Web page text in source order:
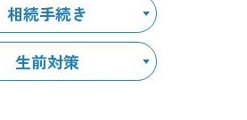
相続手続き
生前対策